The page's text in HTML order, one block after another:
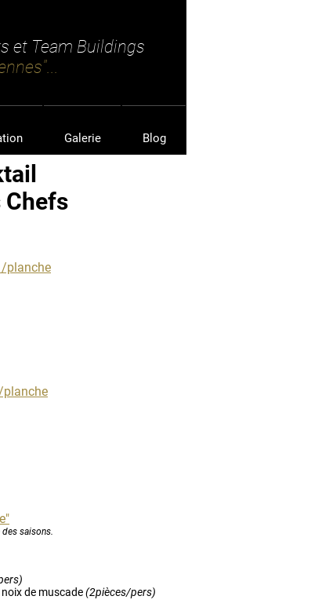
et Team Buildings
Galerie Blog
Chefs
/planche
planche
saisons.
de muscade(2pièces/pers)